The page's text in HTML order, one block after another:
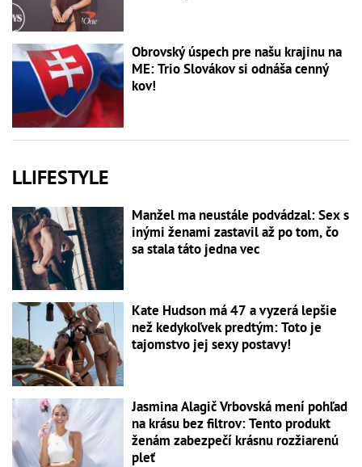
Obrovský úspech pre našu krajinu na
ME: Trio Slovákov si odnáša cenný
kov!
LLIFESTYLE
Manžel ma neustále podvádzal: Sex s
inými ženami zastavil až po tom, čo
sa stala táto jedna vec
Kate Hudson má 47 a vyzerá lepšie
než kedykoľvek predtým: Toto je
tajomstvo jej sexy postavy!
Jasmina Alagič Vrbovská mení pohľad
na krásu bez filtrov: Tento produkt
ženám zabezpečí krásnu rozžiarenú
pleť